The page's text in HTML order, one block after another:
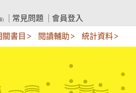
) 常見問題 會員登入
關書目 閱讀輔助 統計資料